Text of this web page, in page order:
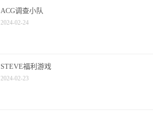
ACG调查小队
2024-02-24
STEVE福利游戏
2024-02-23